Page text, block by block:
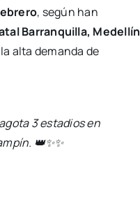
, según han
Barranquilla, Medellín
alta demanda de
3 estadios en
👑✨✨